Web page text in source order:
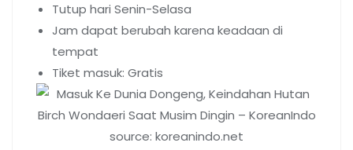
Tutup hari Senin-Selasa
Jam dapat berubah karena keadaan di
tempat
Tiket masuk: Gratis
source: koreanindo.net